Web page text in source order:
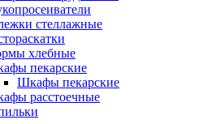
стеллажные
хлебные
пекарские
Шкафы пекарские
расстоечные